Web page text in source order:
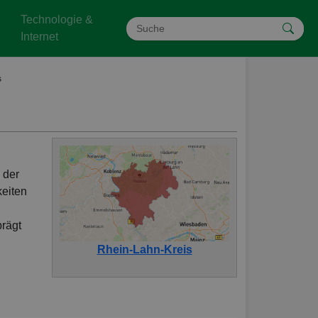
Technologie &
Internet
der
Rhein-Lahn-Kreis